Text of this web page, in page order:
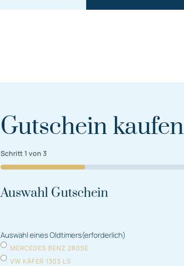
Gutschein kaufen
Schritt1 von 3
33%
Auswahl Gutschein
Auswahl eines Oldtimers(erforderlich)
MERCEDES BENZ 280SE
VW KÄFER 1303 LS